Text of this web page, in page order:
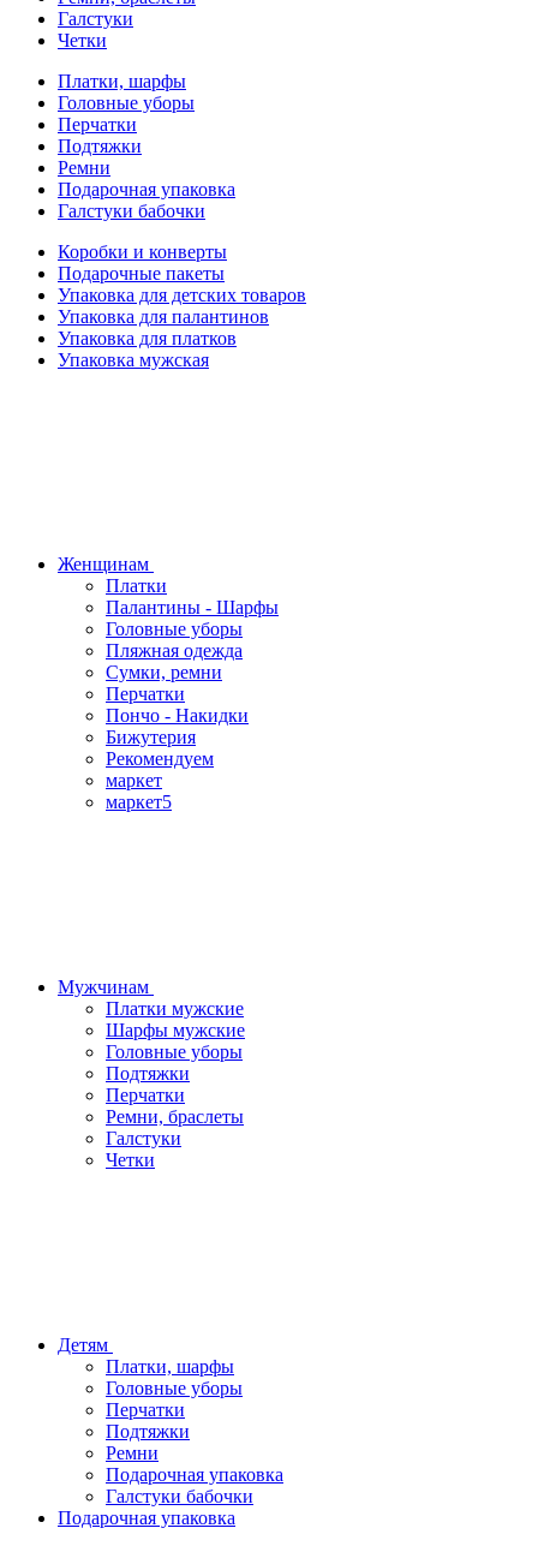
Галстуки
Четки
Платки, шарфы
Головные уборы
Перчатки
Подтяжки
Ремни
Подарочная упаковка
Галстуки бабочки
Коробки и конверты
Подарочные пакеты
Упаковка для детских товаров
Упаковка для палантинов
Упаковка для платков
Упаковка мужская
Женщинам
Платки
Палантины - Шарфы
Головные уборы
Пляжная одежда
Сумки, ремни
Перчатки
Пончо - Накидки
Бижутерия
Рекомендуем
маркет
маркет5
Мужчинам
Платки мужские
Шарфы мужские
Головные уборы
Подтяжки
Перчатки
Ремни, браслеты
Галстуки
Четки
Детям
Платки, шарфы
Головные уборы
Перчатки
Подтяжки
Ремни
Подарочная упаковка
Галстуки бабочки
Подарочная упаковка